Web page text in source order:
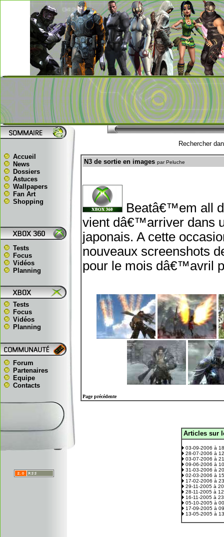
Accueil
News
Dossiers
Astuces
Wallpapers
Fan Art
Shopping
Tests
Focus
Vidéos
Planning
Tests
Focus
Vidéos
Planning
Forum
Partenaires
Equipe
Contacts
Rechercher
N3 de sortie en images par Peluche
Beatâ€™em all
vient dâ€™arriver dans
japonais. A cette
nouveaux screenshots
pour le mois dâ€™avril
Page précédente
Articles sur
03-09-2006 à
28-07-2006 à
03-07-2006 à
09-06-2006 à
31-03-2006 à
02-03-2006 à
17-02-2006 à
29-11-2005 à
28-11-2005 à
16-11-2005 à
05-10-2005 à
17-09-2005 à
13-05-2005 à